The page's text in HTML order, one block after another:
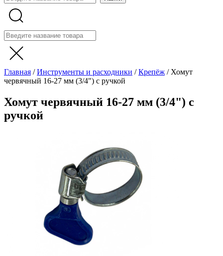
Главная /Инструменты и расходники /Крепёж / Хомут
червячный 16-27 мм (3/4") с ручкой
Хомут червячный 16-27 мм (3/4") с
ручкой